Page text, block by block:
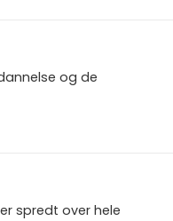
og de
spredt over hele